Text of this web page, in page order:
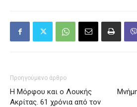
Προηγούμενο άρθρο
Η Μόρφου και ο Λουκής
Ακρίτας. 61 χρόνια από τον